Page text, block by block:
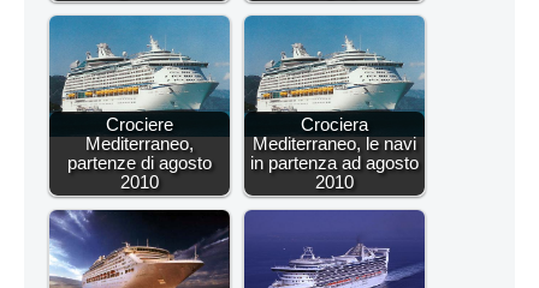
Crociere
Mediterraneo,
partenze di agosto
2010
Crociera
Mediterraneo, le navi
in partenza ad agosto
2010